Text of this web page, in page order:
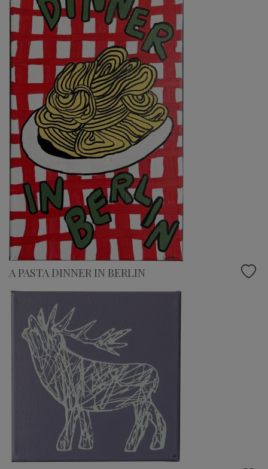
A PASTA DINNER IN BERLIN